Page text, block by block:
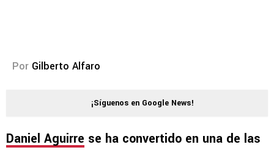
Por Gilberto Alfaro
¡Síguenos en Google News!
Daniel Aguirre se ha convertido en una de las